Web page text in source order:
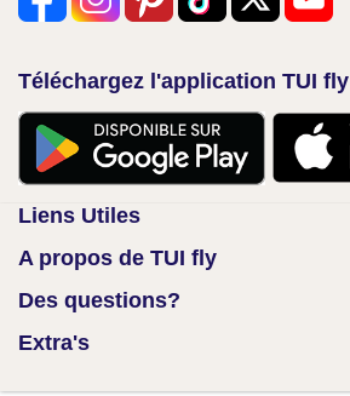
Téléchargez l'application TUI fly
Liens Utiles
A propos de TUI fly
Des questions?
Extra's